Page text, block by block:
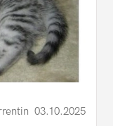
03.10.2025